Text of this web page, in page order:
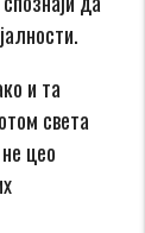
и та
света
цео